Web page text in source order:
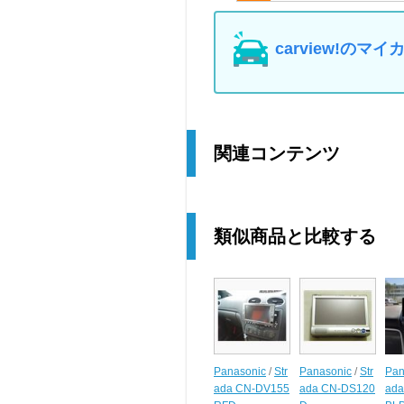
carview!のマイ
関連コンテンツ
類似商品と比較する
Panasonic /Str
ada CN-DV155
Panasonic /Str
ada CN-DS120